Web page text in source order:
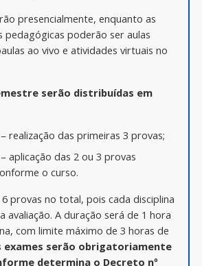
presencialmente, enquanto as
pedagógicas poderão ser aulas
ao vivo e atividades virtuais no
serão distribuídas em
– realização das primeiras 3 provas;
aplicação das 2 ou 3 provas
o curso.
provas no total, pois cada disciplina
avaliação. A duração será de 1 hora
com limite máximo de 3 horas de
exames serão obrigatoriamente
determina o Decreto nº